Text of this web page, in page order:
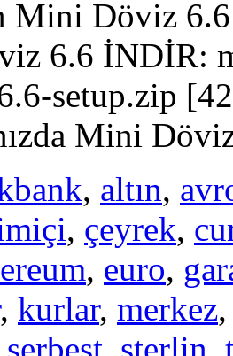
Mini Döviz
6.6 İNDİR:
setup.zip
Mini
, altın,
, çeyrek,
, euro,
, kurlar, merkez
serbest sterlin